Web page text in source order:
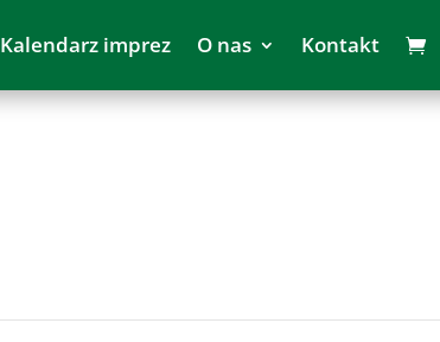
Kalendarz imprez O nas Kontakt